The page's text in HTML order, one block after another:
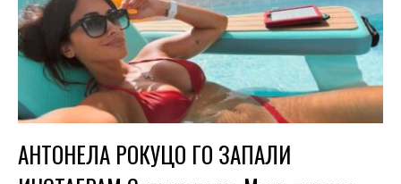
АНТОНЕЛА РОКУЦО ГО ЗАПАЛИ